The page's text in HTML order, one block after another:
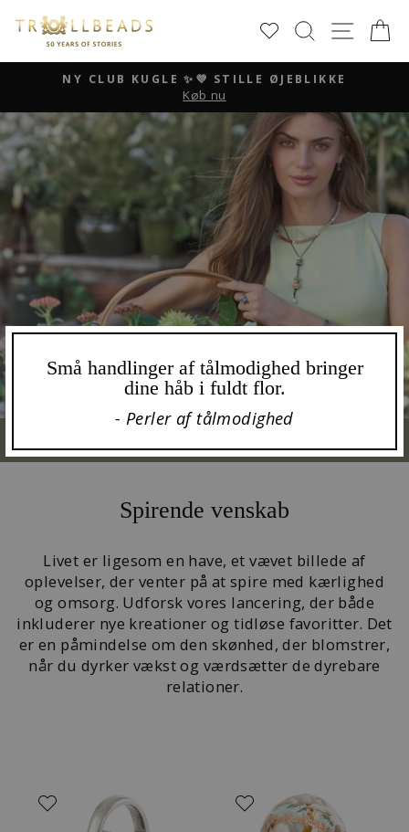
content
SØG SIDE
Pause
slideshow
NY CLUB KUGLE ✨💜 STILLE ØJEBLIKKE
Køb nu
Små handlinger af tålmodighed bringer
dine håb i fuldt flor.
- Perler af tålmodighed
Spirende venskab
Livet er ligesom en have, et vævet billede af
oplevelser, der venter på at spire med kærlighed
og omsorg. Udforsk vores lancering, der både
inkluderer nye kreationer og tidløse favoritter. Det
er en påmindelse om den skønhed, der blomstrer,
når du dyrker vækst og værdsætter de dyrebare
relationer.